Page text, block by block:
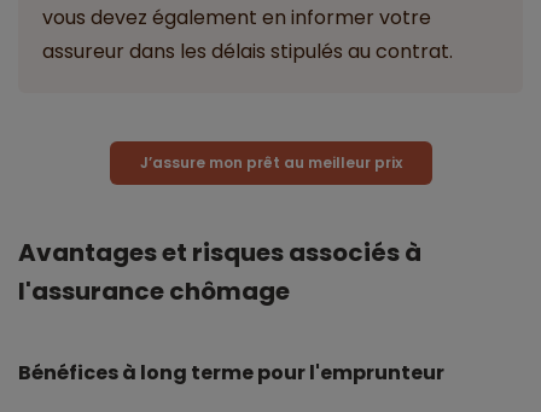
vous devez également en informer votre
assureur dans les délais stipulés au contrat.
J’assure mon prêt au meilleur prix
Avantages et risques associés à
l'assurance chômage
Bénéfices à long terme pour l'emprunteur